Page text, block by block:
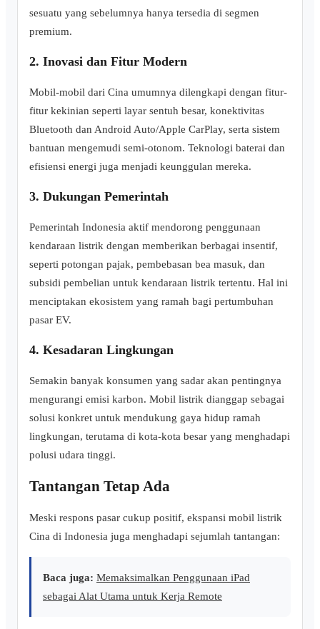
sesuatu yang sebelumnya hanya tersedia di segmen
premium.
2. Inovasi dan Fitur Modern
Mobil-mobil dari Cina umumnya dilengkapi dengan fitur-
fitur kekinian seperti layar sentuh besar, konektivitas
Bluetooth dan Android Auto/Apple CarPlay, serta sistem
bantuan mengemudi semi-otonom. Teknologi baterai dan
efisiensi energi juga menjadi keunggulan mereka.
3. Dukungan Pemerintah
Pemerintah Indonesia aktif mendorong penggunaan
kendaraan listrik dengan memberikan berbagai insentif,
seperti potongan pajak, pembebasan bea masuk, dan
subsidi pembelian untuk kendaraan listrik tertentu. Hal ini
menciptakan ekosistem yang ramah bagi pertumbuhan
pasar EV.
4. Kesadaran Lingkungan
Semakin banyak konsumen yang sadar akan pentingnya
mengurangi emisi karbon. Mobil listrik dianggap sebagai
solusi konkret untuk mendukung gaya hidup ramah
lingkungan, terutama di kota-kota besar yang menghadapi
polusi udara tinggi.
Tantangan Tetap Ada
Meski respons pasar cukup positif, ekspansi mobil listrik
Cina di Indonesia juga menghadapi sejumlah tantangan:
Baca juga: Memaksimalkan Penggunaan iPad
sebagai Alat Utama untuk Kerja Remote